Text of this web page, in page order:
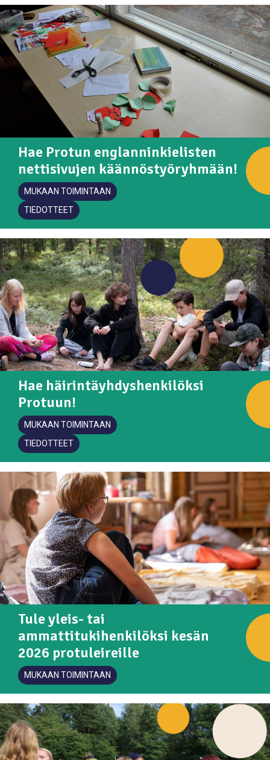
Hae Protun englanninkielisten
nettisivujen käännöstyöryhmään!
MUKAAN TOIMINTAAN
TIEDOTTEET
Hae häirintäyhdyshenkilöksi
Protuun!
MUKAAN TOIMINTAAN
TIEDOTTEET
Tule yleis- tai
ammattitukihenkilöksi kesän
2026 protuleireille
MUKAAN TOIMINTAAN